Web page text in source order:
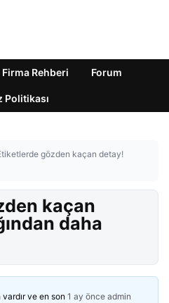
Firma Rehberi Forum
Politikası
gözden kaçan detay!
kaçan
daha
ve en son 1 ay önce admin